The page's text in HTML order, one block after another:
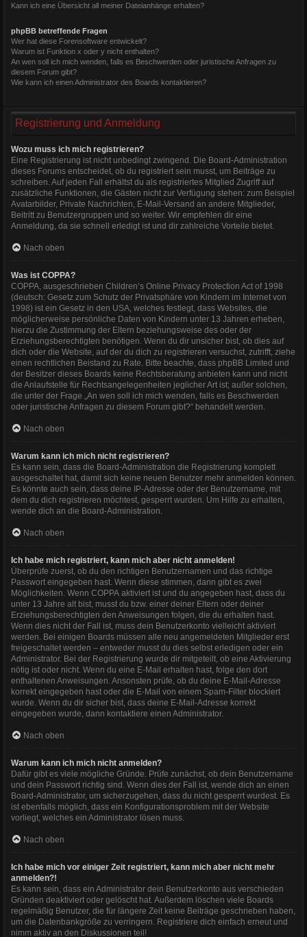
Kann ich eine Übersicht all meiner Dateianhänge erhalten?
phpBB betreffende Fragen
Wer hat diese Forensoftware entwickelt?
Warum ist Funktion x oder y nicht enthalten?
An wen soll ich mich wenden, falls es Beschwerden oder juristische Anfragen zu
diesem Forum gibt?
Wie kann ich einen Administrator des Boards kontaktieren?
Registrierung und Anmeldung
Wozu muss ich mich registrieren?
Eine Registrierung ist nicht unbedingt zwingend. Die Board-Administration
dieses Forums entscheidet, ob du registriert sein musst, um Beiträge zu
schreiben. Auf jeden Fall erhältst du als registriertes Mitglied Zugriff auf
zusätzliche Funktionen, die Gästen nicht zur Verfügung stehen: zum Beispiel
Avatarbilder, Private Nachrichten, E-Mail-Versand an andere Mitglieder,
Beitritt zu Benutzergruppen und so weiter. Wir empfehlen dir eine
Anmeldung, da sie schnell erledigt ist und dir zahlreiche Vorteile bietet.
Nach oben
Was ist COPPA?
COPPA, ausgeschrieben Children’s Online Privacy Protection Act of 1998
(deutsch: Gesetz zum Schutz der Privatsphäre von Kindern im Internet von
1998) ist ein Gesetz in den USA, welches festlegt, dass Websites, die
möglicherweise persönliche Daten von Kindern unter 13 Jahren erheben,
hierzu die Zustimmung der Eltern beziehungsweise des oder der
Erziehungsberechtigten benötigen. Wenn du dir unsicher bist, ob dies auf
dich oder die Website, auf der du dich zu registrieren versuchst, zutrifft, ziehe
einen rechtlichen Beistand zu Rate. Bitte beachte, dass phpBB Limited und
der Besitzer dieses Boards keine Rechtsberatung anbieten kann und nicht
die Anlaufstelle für Rechtsangelegenheiten jeglicher Art ist; außer solchen,
die unter der Frage „An wen soll ich mich wenden, falls es Beschwerden
oder juristische Anfragen zu diesem Forum gibt?“ behandelt werden.
Nach oben
Warum kann ich mich nicht registrieren?
Es kann sein, dass die Board-Administration die Registrierung komplett
ausgeschaltet hat, damit sich keine neuen Benutzer mehr anmelden können.
Es könnte auch sein, dass deine IP-Adresse oder der Benutzername, mit
dem du dich registrieren möchtest, gesperrt wurden. Um Hilfe zu erhalten,
wende dich an die Board-Administration.
Nach oben
Ich habe mich registriert, kann mich aber nicht anmelden!
Überprüfe zuerst, ob du den richtigen Benutzernamen und das richtige
Passwort eingegeben hast. Wenn diese stimmen, dann gibt es zwei
Möglichkeiten. Wenn COPPA aktiviert ist und du angegeben hast, dass du
unter 13 Jahre alt bist, musst du bzw. einer deiner Eltern oder deiner
Erziehungsberechtigten den Anweisungen folgen, die du erhalten hast.
Wenn dies nicht der Fall ist, muss dein Benutzerkonto vielleicht aktiviert
werden. Bei einigen Boards müssen alle neu angemeldeten Mitglieder erst
freigeschaltet werden – entweder musst du dies selbst erledigen oder ein
Administrator. Bei der Registrierung wurde dir mitgeteilt, ob eine Aktivierung
nötig ist oder nicht. Wenn du eine E-Mail erhalten hast, folge den dort
enthaltenen Anweisungen. Ansonsten prüfe, ob du deine E-Mail-Adresse
korrekt eingegeben hast oder die E-Mail von einem Spam-Filter blockiert
wurde. Wenn du dir sicher bist, dass deine E-Mail-Adresse korrekt
eingegeben wurde, dann kontaktiere einen Administrator.
Nach oben
Warum kann ich mich nicht anmelden?
Dafür gibt es viele mögliche Gründe. Prüfe zunächst, ob dein Benutzername
und dein Passwort richtig sind. Wenn dies der Fall ist, wende dich an einen
Board-Administrator, um sicherzugehen, dass du nicht gesperrt wurdest. Es
ist ebenfalls möglich, dass ein Konfigurationsproblem mit der Website
vorliegt, welches ein Administrator lösen muss.
Nach oben
Ich habe mich vor einiger Zeit registriert, kann mich aber nicht mehr
anmelden?!
Es kann sein, dass ein Administrator dein Benutzerkonto aus verschieden
Gründen deaktiviert oder gelöscht hat. Außerdem löschen viele Boards
regelmäßig Benutzer, die für längere Zeit keine Beiträge geschrieben haben,
um die Datenbankgröße zu verringern. Registriere dich einfach erneut und
nimm aktiv an den Diskussionen teil!